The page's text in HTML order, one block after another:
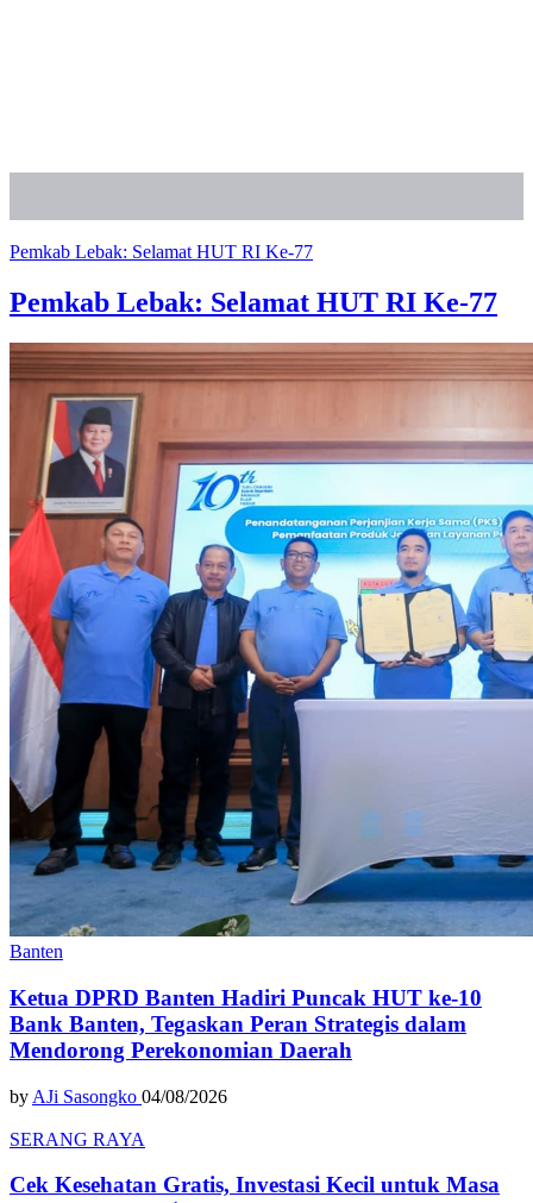
Pemkab Lebak: Selamat HUT RI Ke-77
Pemkab Lebak: Selamat HUT RI Ke-77
Banten
Ketua DPRD Banten Hadiri Puncak HUT ke-10
Bank Banten, Tegaskan Peran Strategis dalam
Mendorong Perekonomian Daerah
by AJi Sasongko 04/08/2026
SERANG RAYA
Cek Kesehatan Gratis, Investasi Kecil untuk Masa